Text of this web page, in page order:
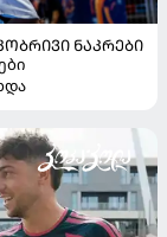
ᲜᲐᲙᲠᲔᲑᲘ